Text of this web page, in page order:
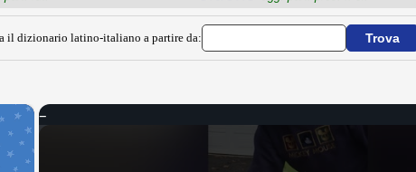
il dizionario latino-italiano a partire da:
×